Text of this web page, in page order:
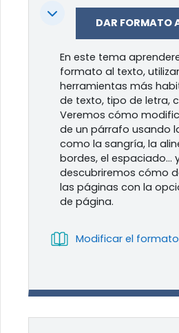
Colapsar DAR FORMATO
En este tema
formato al texto,
herramientas más
de texto, tipo de letra,
Veremos cómo
de un párrafo usando
como la sangría, la
bordes, el espaciado…
descubriremos cómo
las páginas con la
de página.
Modificar el